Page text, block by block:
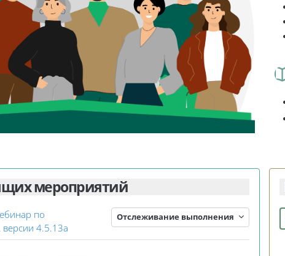
мероприятий
по
4.5.13а Занятие 3KL
Отслеживание выполнения